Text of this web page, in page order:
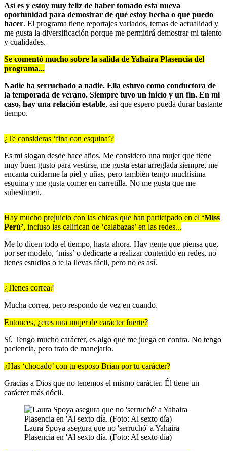
Así es y estoy muy feliz de haber tomado esta nueva
oportunidad para demostrar de qué estoy hecha o qué puedo
hacer. El programa tiene reportajes variados, temas de actualidad y
me gusta la diversificación porque me permitirá demostrar mi talento
y cualidades.
Se comentó mucho sobre la salida deYahaira Plasencia del
programa...
Nadie ha serruchado a nadie. Ella estuvo como conductora de
la temporada de verano. Siempre tuvo un inicio y un fin. En mi
caso, hay una relación estable, así que espero pueda durar bastante
tiempo.
¿Te consideras ‘fina con esquina’?
Es mi slogan desde hace años. Me considero una mujer que tiene
muy buen gusto para vestirse, me gusta estar arreglada siempre, me
encanta cuidarme la piel y uñas, pero también tengo muchísima
esquina y me gusta comer en carretilla. No me gusta que me
subestimen.
Hay mucho prejuicio con las chicas que han participado en el ‘Miss
Perú’, incluso las califican de ‘calabazas’ en las redes...
Me lo dicen todo el tiempo, hasta ahora. Hay gente que piensa que,
por ser modelo, ‘miss’ o dedicarte a realizar contenido en redes, no
tienes estudios o te la llevas fácil, pero no es así.
¿Tienes correa?
Mucha correa, pero respondo de vez en cuando.
Entonces, ¿eres una mujer de carácter fuerte?
Sí. Tengo mucho carácter, es algo que me juega en contra. No tengo
paciencia, pero trato de manejarlo.
¿Has ‘chocado’ con tu esposo Brian por tu carácter?
Gracias a Dios que no tenemos el mismo carácter. Él tiene un
carácter más dócil.
Laura Spoya asegura que no 'serruchó' a Yahaira
Plasencia en 'Al sexto día. (Foto: Al sexto día)